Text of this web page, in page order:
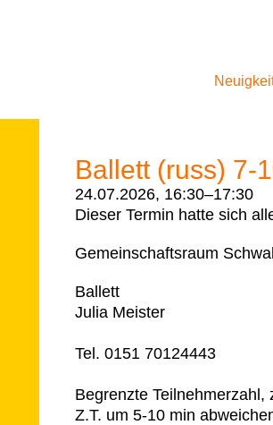
Ballett (russ) 7-
24.07.2026, 16:30–17:30
Dieser Termin hatte sich
Gemeinschaftsraum
Ballett
Julia Meister
Tel. 0151 70124443
Begrenzte Teilnehmerzahl,
Z.T. um 5-10 min